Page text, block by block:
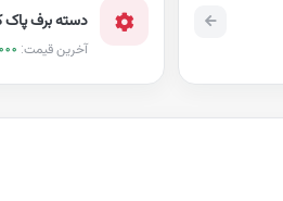
دسته برف پاک
آخرین قیمت: